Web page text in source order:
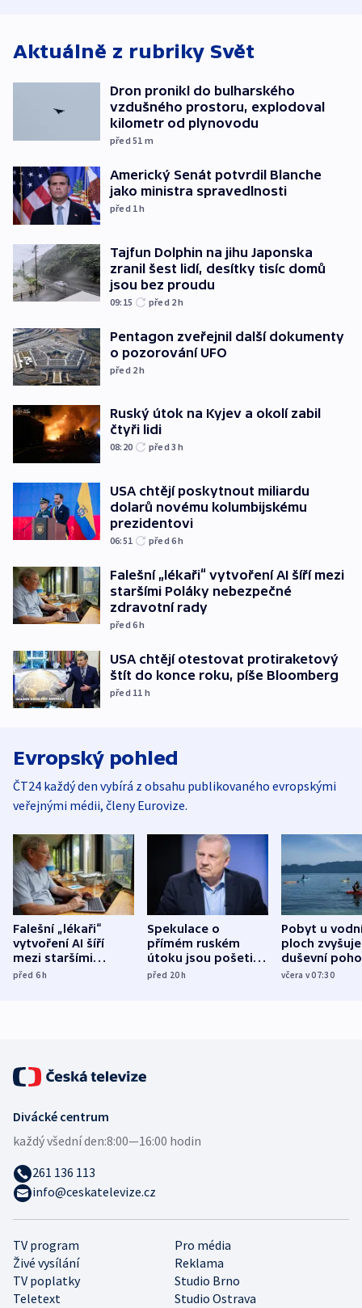
Aktuálně z rubriky Svět
Dron pronikl do bulharského
vzdušného prostoru, explodoval
kilometr od plynovodu
před 51 m
Americký Senát potvrdil Blanche
jako ministra spravedlnosti
před 1h
Tajfun Dolphin na jihu Japonska
zranil šest lidí, desítky tisíc domů
jsou bez proudu
09:15 před 2h
Pentagon zveřejnil další dokumenty
o pozorování UFO
před 2h
Ruský útok na Kyjev a okolí zabil
čtyři lidi
08:20 před 3h
USA chtějí poskytnout miliardu
dolarů novému kolumbijskému
prezidentovi
06:51 před 6h
Falešní „lékaři“ vytvoření AI šíří mezi
staršími Poláky nebezpečné
zdravotní rady
před 6h
USA chtějí otestovat protiraketový
štít do konce roku, píše Bloomberg
před 11 h
Evropský pohled
ČT24 každý den vybírá z obsahu publikovaného evropskými
veřejnými médii, členy Eurovize.
Falešní „lékaři“
vytvoření AI šíří
mezi staršími
Poláky nebezpečné
před 6h
Spekulace o
přímém ruském
útoku jsou pošetilé,
míní estonský
před 20h
Pobyt u
ploch zvyšuje
duševní
ukázala
včera v 07:30
TV program
Pro média
Živé vysílání
Reklama
TV poplatky
Studio Brno
Teletext
Studio Ostrava
Divácké centrum
každý všední den:8:00—16:00 hodin
261 136 113
info@ceskatelevize.cz